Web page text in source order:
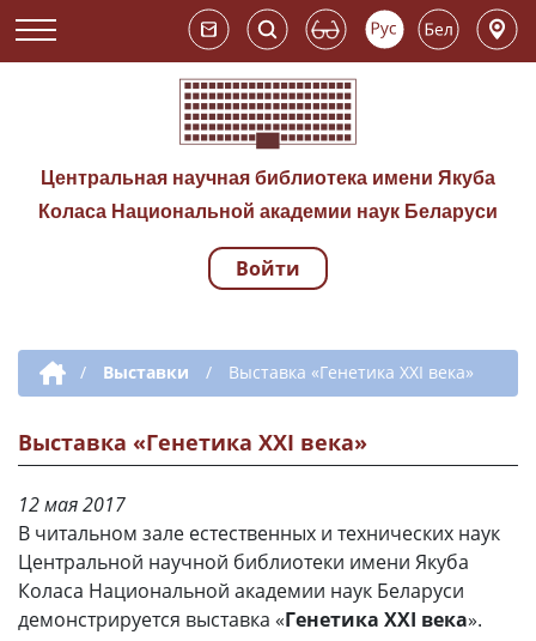
Центральная научная библиотека имени Якуба
Коласа Национальной академии наук Беларуси
Навигация по
Войти
Дополнительная навигация
/ Выставки / Выставка «Генетика ХХI века»
Выставка «Генетика ХХI века»
12 мая 2017
В читальном зале естественных и технических наук
Центральной научной библиотеки имени Якуба
Коласа Национальной академии наук Беларуси
демонстрируется выставка «Генетика ХХI века».